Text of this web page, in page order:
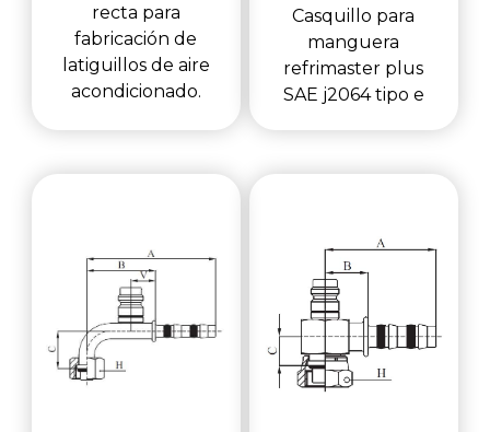
recta para
fabricación de
latiguillos de aire
acondicionado.
Casquillo para
manguera
refrimaster plus
SAE j2064 tipo e